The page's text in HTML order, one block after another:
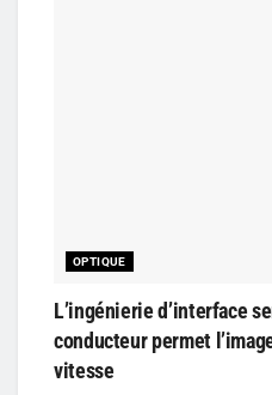
OPTIQUE
L’ingénierie d’interface
conducteur permet
vitesse